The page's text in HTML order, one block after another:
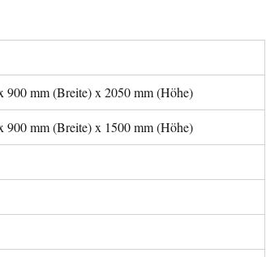
900 mm (Breite) x 2050 mm (Höhe)
900 mm (Breite) x 1500 mm (Höhe)